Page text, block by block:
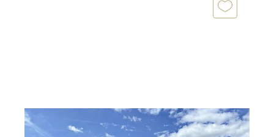
ST GERVAIS LES BAINS 74